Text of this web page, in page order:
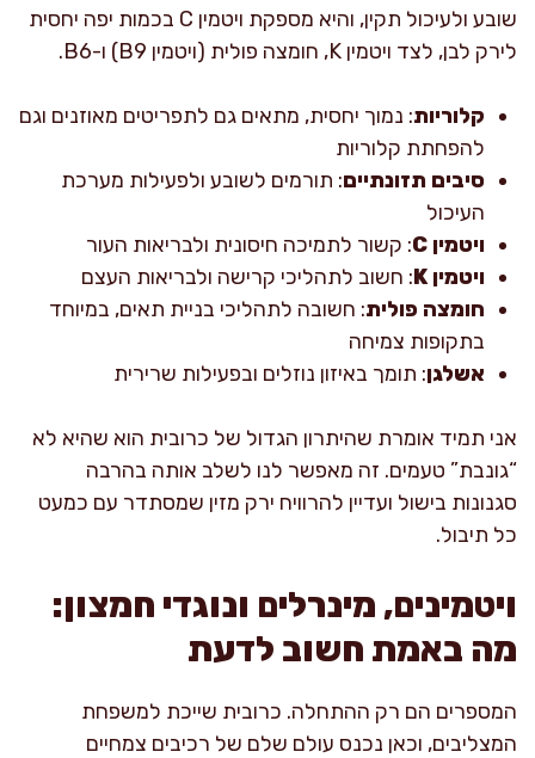
שובע ולעיכול תקין, והיא מספקת ויטמין C בכמות יפה יחסית
לירק לבן, לצד ויטמין K, חומצה פולית (ויטמין B9) ו-B6.
קלוריות: נמוך יחסית, מתאים גם לתפריטים מאוזנים וגם
להפחתת קלוריות
סיבים תזונתיים: תורמים לשובע ולפעילות מערכת
העיכול
ויטמין C
: קשור לתמיכה חיסונית ולבריאות העור
ויטמין K
: חשוב לתהליכי קרישה ולבריאות העצם
חומצה פולית: חשובה לתהליכי בניית תאים, במיוחד
בתקופות צמיחה
אשלגן: תומך באיזון נוזלים ובפעילות שרירית
אני תמיד אומרת שהיתרון הגדול של כרובית הוא שהיא לא
“גונבת” טעמים. זה מאפשר לנו לשלב אותה בהרבה
סגנונות בישול ועדיין להרוויח ירק מזין שמסתדר עם כמעט
כל תיבול.
ויטמינים, מינרלים ונוגדי חמצון:
מה באמת חשוב לדעת
המספרים הם רק ההתחלה. כרובית שייכת למשפחת
המצליבים, וכאן נכנס עולם שלם של רכיבים צמחיים